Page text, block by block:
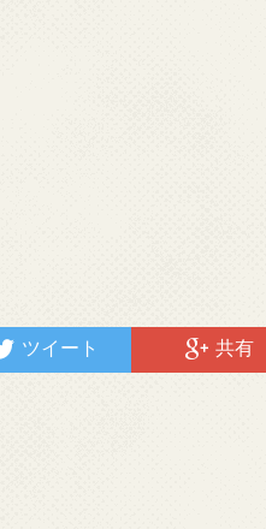
ツイート 共有